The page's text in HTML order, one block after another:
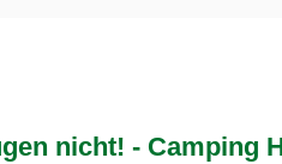
nicht! - Camping